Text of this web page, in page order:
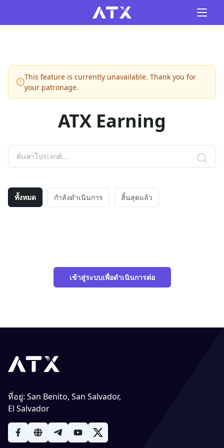
This feature is currently unavailable. Thank you for
your patronage.
ATX Earning
ทั้งหมด กำลังดำเนินการ สิ้นสุดแล้ว
เข้าสู่ระบบเพื่อดำเนินการต่อ
ที่อยู่: San Benito, San Salvador,
El Salvador